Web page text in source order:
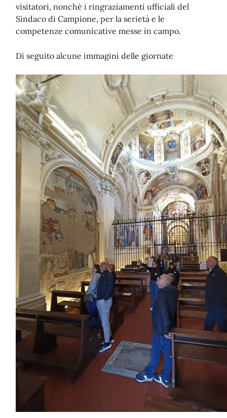
visitatori, nonchè i ringraziamenti ufficiali del
Sindaco di Campione, per la serietà e le
competenze comunicative messe in campo.
Di seguito alcune immagini delle giornate